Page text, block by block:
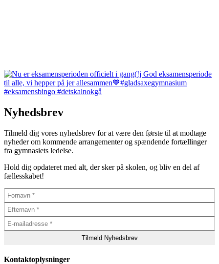
Nyhedsbrev
Tilmeld dig vores nyhedsbrev for at være den første til at modtage
nyheder om kommende arrangementer og spændende fortællinger
fra gymnasiets ledelse.
Hold dig opdateret med alt, der sker på skolen, og bliv en del af
fællesskabet!
Kontaktoplysninger